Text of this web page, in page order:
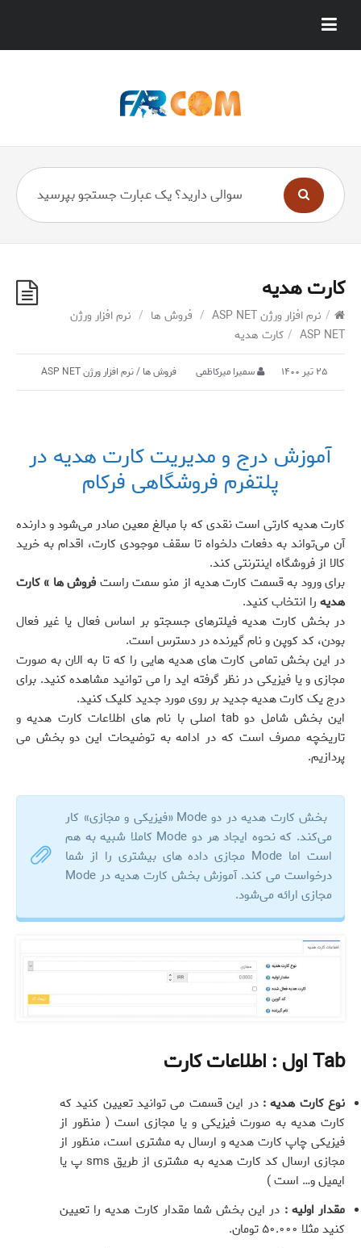
کارت هدیه
/ نرم افزار ورژن ASP NET / فروش ها / نرم افزار ورژن
ASP NET
/ کارت هدیه
۲۵ تیر ۱۴۰۰ سمیرا میرکاظمی فروش ها /نرم افزار ورژن ASP NET
آموزش درج و مدیریت کارت هدیه در
پلتفرم فروشگاهی فرکام
کارت هدیه کارتی است نقدی که با مبالغ معین صادر می‌شود و دارنده
آن می‌تواند به دفعات دلخواه تا سقف موجودی کارت، اقدام به خرید
کالا از فروشگاه اینترنتی کند.
برای ورود به قسمت کارت هدیه از منو سمت راست فروش ها » کارت
هدیه را انتخاب کنید.
در بخش کارت هدیه فیلترهای جسجتو بر اساس فعال یا غیر فعال
بودن، کد کوپن و نام گیرنده در دسترس است.
در این بخش تمامی کارت های هدیه هایی را که تا به الان به صورت
مجازی و یا فیزیکی در نظر گرفته اید را می توانید مشاهده کنید. برای
درج یک کارت هدیه جدید بر روی مورد جدید کلیک کنید.
این بخش شامل دو tab اصلی با نام های اطلاعات کارت هدیه و
تاریخچه مصرف است که در ادامه به توضیحات این دو بخش می
پردازیم.
بخش کارت هدیه در دو Mode «فیزیکی و مجازی» کار
می‌کند. که نحوه ایجاد هر دو Mode کاملا شبیه به هم
است اما Mode مجازی داده های بیشتری را از شما
درخواست می کند. آموزش بخش کارت هدیه در Mode
مجازی ارائه می‌شود.
Tab اول : اطلاعات کارت
نوع کارت هدیه : در این قسمت می توانید تعیین کنید که
کارت هدیه به صورت فیزیکی و یا مجازی است ( منظور از
فیزیکی چاپ کارت هدیه و ارسال به مشتری است، منظور از
مجازی ارسال کد کارت هدیه به مشتری از طریق sms پ یا
ایمیل و… است )
مقدار اولیه : در این بخش شما مقدار کارت هدیه را تعیین
کنید مثلا ۵۰.۰۰۰ تومان.